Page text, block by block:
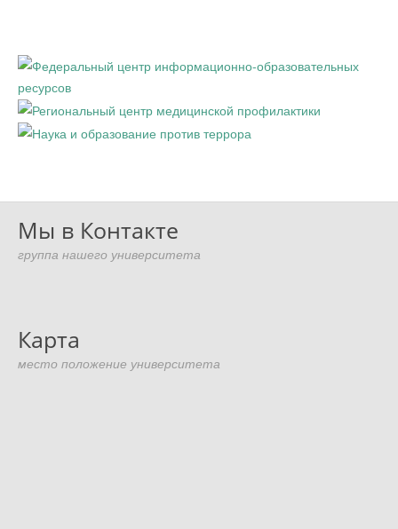
Мы в Контакте
группа нашего университета
Карта
место положение университета